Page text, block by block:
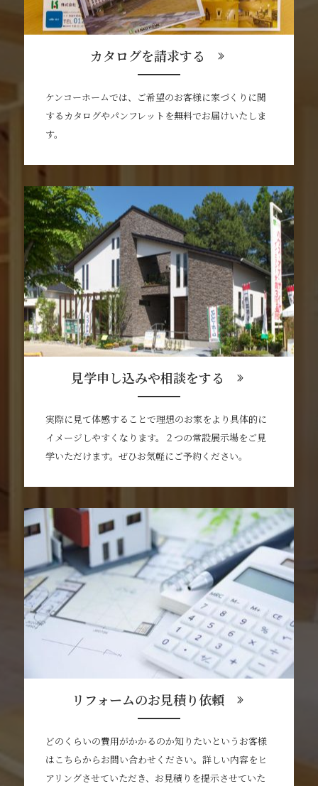
カタログを請求する
ケンコーホームでは、ご希望のお客様に家づくりに関
するカタログやパンフレットを無料でお届けいたしま
す。
見学申し込みや相談をする
実際に見て体感することで理想のお家をより具体的に
イメージしやすくなります。２つの常設展示場をご見
学いただけます。ぜひお気軽にご予約ください。
リフォームのお見積り依頼
どのくらいの費用がかかるのか知りたいというお客様
はこちらからお問い合わせください。詳しい内容をヒ
アリングさせていただき、お見積りを提示させていた